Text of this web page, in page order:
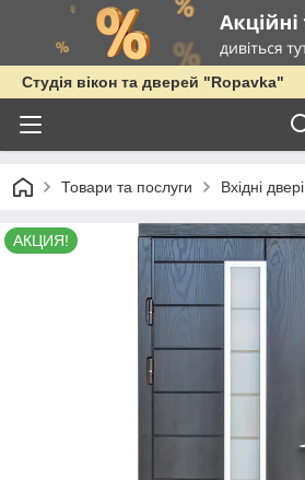
Студія вікон та дверей "Ropavka"
Товари та послуги Вхідні двері
АКЦИЯ!